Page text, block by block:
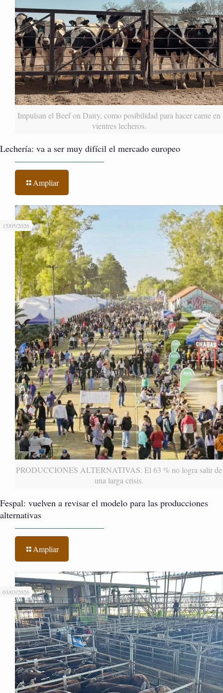
Impulsan el Beef on Dairy, como posibilidad para hacer carne en
vientres lecheros.
Lechería: va a ser muy difícil el mercado europeo
Ampliar
PRODUCCIONES ALTERNATIVAS. El 63 % no logra salir de
una larga crisis.
15/05/2026
Fespal: vuelven a revisar el modelo para las producciones
alternativas
Ampliar
03/03/2026